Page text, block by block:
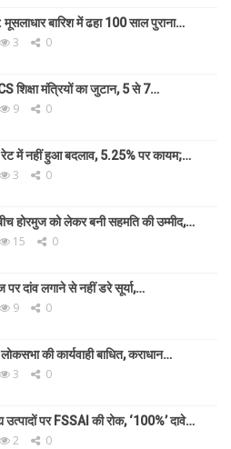
मूसलाधार बारिश में ढहा 100 साल पुराना…
3 0
शिक्षा मंत्रियों का जुटान, 5 से 7…
9 0
रेट में नहीं हुआ बदलाव, 5.25% पर कायम;…
3 0
होरमुज को लेकर बनी सहमति की उम्मीद,…
15 0
पर दांव लगाने से नहीं डरे सूर्या,…
9 0
की कार्यवाही बाधित, कराधान…
3 0
उत्पादों पर FSSAI की रोक, ‘100%’ दावे…
2 0